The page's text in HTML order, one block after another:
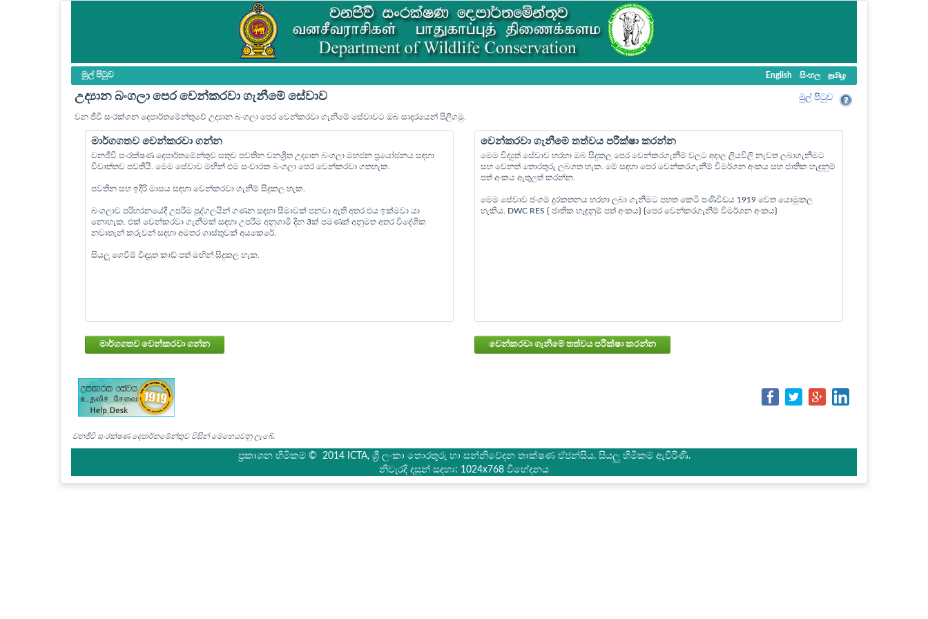
මුල් පි‍ටුව English සිංහල தமிழ
උද්‍යාන බංගලා පෙර වෙන්කරවා ගැනීමේ සේවාව මුල් පි‍ටුව
වන ජීවී සංරක්ශන දෙපාර්තමේන්තුවේ උද්‍යාන බංගලා පෙර වෙන්කරවා ගැනීමේ සේවාවට ඔබ සාදරයෙන් පිලිගමු.
මාර්ගගතව වෙන්කරවා ගන්න
වනජීවී සංරක්ෂණ දෙපාර්තමේන්තුව සතුව පවතින වනශ්‍රිත උද්‍යාන බංගලා මහජන ප්‍රයෝජනය සඳහා
විවෘත්තව පවතියි. මෙම සේවාව මඟින් එම සංචාරක බංගලා පෙර වෙන්කරවා ගතහැක.
පවතින සහ ඉදිරි මාසය සඳහා වෙන්කරවා ගැනීම් සිදුකල හැක.
බංගලාව පරිහරනයේදී උපරිම පුද්ගලයින් ගණන සඳහා සීමාවක් පනවා ඇති අතර එය ඉක්මවා යා
නොහැක. එක් වෙන්කරවා ගැනීමක් සඳහා උපරිම අනුගාමී දින 3ක් පමණක් අනුමත අතර විදේශික
නවාතැන් කරුවන් සඳහා අමතර ගාස්තුවක් අයකෙරේ.
සියලු ගෙවීම් විද්‍යුත කාඩ් පත් මඟින් සිදුකල හැක.
මාර්ගගතව වෙන්කරවා ගන්න
වෙන්කරවා ගැනීමේ තත්වය පරීක්ෂා කරන්න
මෙම විද්‍යුත් සේවාව හරහා ඔබ සිදුකල පෙර වෙන්කරගැනීම් වලට අදාල ලියවිලි නැවත ලබාගැනීමට
සහ වෙනත් තොරතුරු ලබගත හැක. මේ සඳහා පෙර වෙන්කරගැනීම් විමර්ශන අංකය සහ ජාතික හැඳුනුම්
පත් අංකය ඇතුලත් කරන්න.
මෙම සේවාව ජංගම දුරකතනය හරහා ලබා ගැනීමට පහත කෙටි පණිවිඩය 1919 වෙත යොමුකල
හැකිය. DWC RES { ජාතික හැඳුනුම් පත් අංකය} {පෙර වෙන්කරගැනීම් විමර්ශන අංකය}
වෙන්කරවා ගැනීමේ තත්වය පරීක්ෂා කරන්න
වනජීවී සංරක්ෂණ දෙපාර්තමේන්තුව විසින් මෙහෙයවනු ලැබේ.
ප්‍රකාශන හිමිකම් © 2014 ICTA, ශ්‍රී ලංකා තොරතුරු හා සන්නිවේදන තාක්ෂණ ඒජන්සිය. සියලු හිමිකම් ඇවිරිණි.
නිවැරදි දසුන් සදහා: 1024x768 විභේදනය